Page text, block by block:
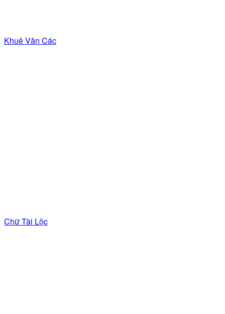
Khuê Vân Các
Chữ Tài Lộc